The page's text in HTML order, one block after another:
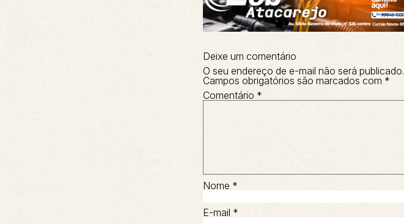
Deixe um comentário
O seu endereço de e-mail não será publicado.
Campos obrigatórios são marcados com *
Comentário *
Nome *
E-mail *